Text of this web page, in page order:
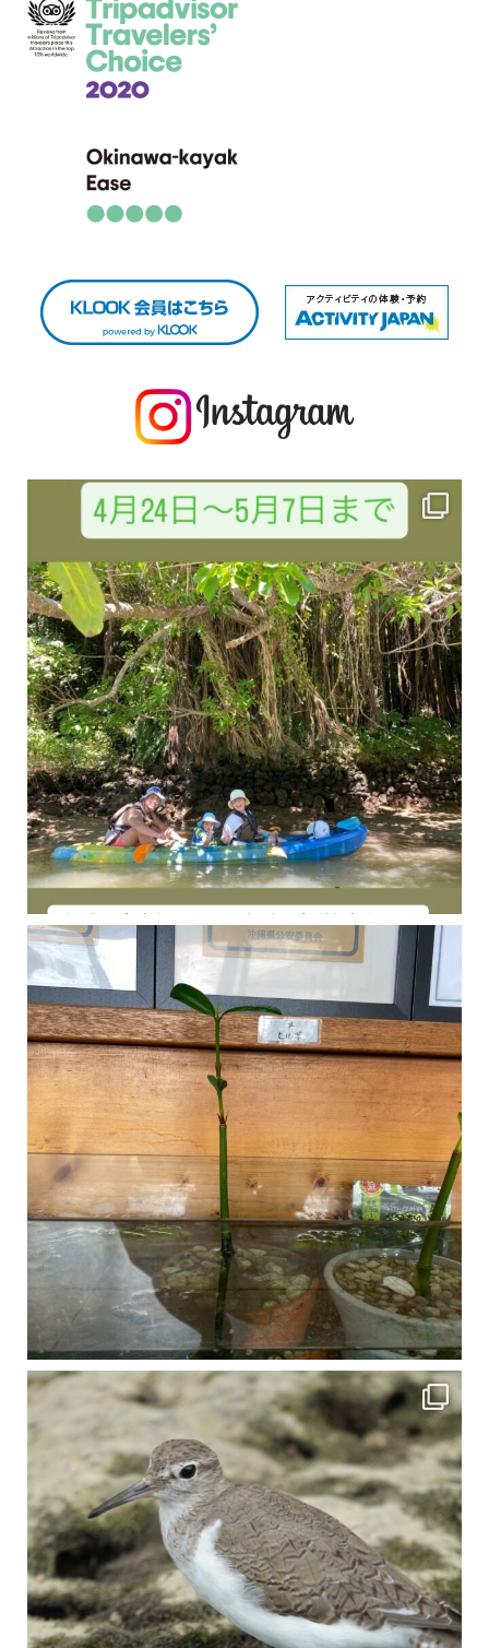
今年の1月にお店に植えたマングローブ(メヒルギ)の苗が成長してきました
マングロ
比謝川でよく見られる生き物 「イソシギ」の足に釣り針が(>_<) 比謝川は釣りが可